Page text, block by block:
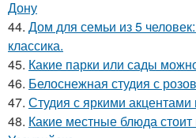
Дону
44. Дом для семьи из 5
классика.
45. Какие парки или сады
46. Белоснежная студия с
47. Студия с яркими
48. Какие местные блюда